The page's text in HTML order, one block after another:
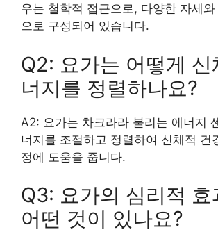
우는 철학적 접근으로, 다양한 자세
으로 구성되어 있습니다.
Q2: 요가는 어떻게 신
너지를 정렬하나요?
A2: 요가는 차크라라 불리는 에너지
너지를 조절하고 정렬하여 신체적 건
정에 도움을 줍니다.
Q3: 요가의 심리적 효
어떤 것이 있나요?